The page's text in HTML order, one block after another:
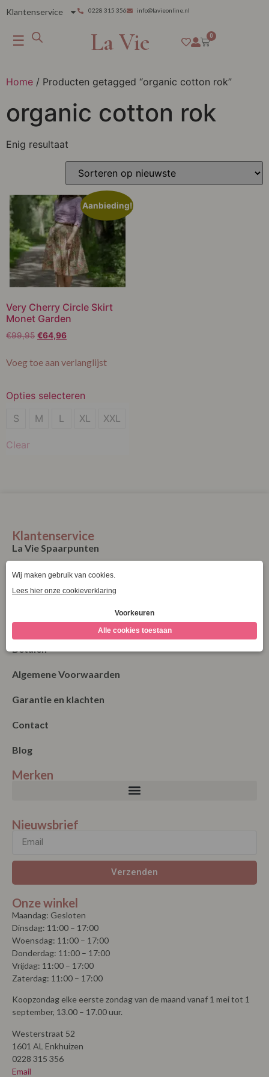
Klantenservice 0228 315 356 info@lavieonline.nl
☰ La Vie 0
Home / Producten getagged “organic cotton rok”
organic cotton rok
Enig resultaat
Aanbieding!
Very Cherry Circle Skirt
Monet Garden
€99,95 €64,96
Voeg toe aan verlanglijst
Opties selecteren
XXL
S M L XL XXL
Clear
Klantenservice
La Vie Spaarpunten
Verzending & Levering
Retourneren
Bestellen
Algemene Voorwaarden
Garantie en klachten
Contact
Blog
Merken
Nieuwsbrief
Verzenden
Onze winkel
Maandag: Gesloten
Dinsdag: 11:00 – 17:00
Woensdag: 11:00 – 17:00
Donderdag: 11:00 – 17:00
Vrijdag: 11:00 – 17:00
Zaterdag: 11:00 – 17:00
Koopzondag elke eerste zondag van de maand vanaf 1 mei tot 1
september, 13.00 – 17.00 uur.
Westerstraat 52
1601 AL Enkhuizen
0228 315 356
Email